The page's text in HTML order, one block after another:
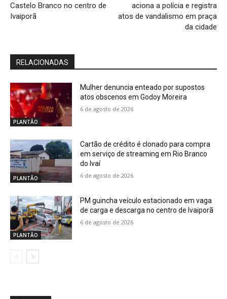
Castelo Branco no centro de
Ivaiporã
aciona a polícia e registra
atos de vandalismo em praça
da cidade
RELACIONADAS
PLANTÃO
Mulher denuncia enteado por supostos
atos obscenos em Godoy Moreira
6 de agosto de 2026
PLANTÃO
Cartão de crédito é clonado para compra
em serviço de streaming em Rio Branco
do Ivaí
6 de agosto de 2026
PLANTÃO
PM guincha veículo estacionado em vaga
de carga e descarga no centro de Ivaiporã
6 de agosto de 2026